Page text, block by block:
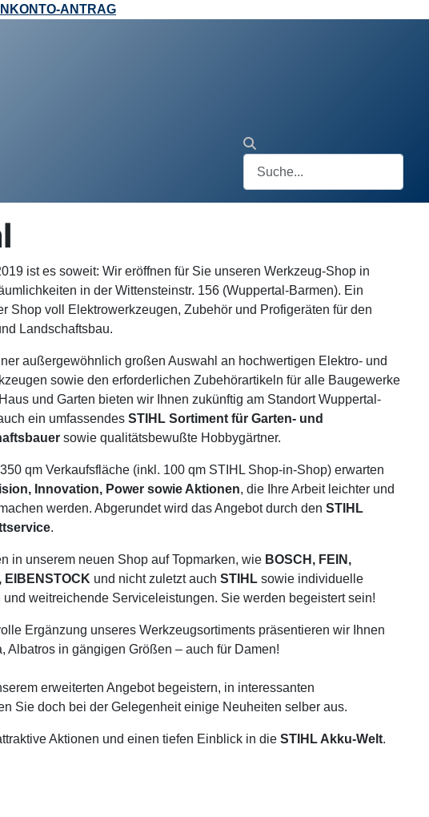
ANTRAG
ist es soweit: Wir eröffnen für Sie unseren Werkzeug-Shop in
in der Wittensteinstr. 156 (Wuppertal-Barmen). Ein
Shop voll Elektrowerkzeugen, Zubehör und Profigeräten für den
Landschaftsbau.
außergewöhnlich großen Auswahl an hochwertigen Elektro- und
sowie den erforderlichen Zubehörartikeln für alle Baugewerke
und Garten bieten wir Ihnen zukünftig am Standort Wuppertal-
ein umfassendes STIHL Sortiment für Garten- und
sowie qualitätsbewußte Hobbygärtner.
qm Verkaufsfläche (inkl. 100 qm STIHL Shop-in-Shop) erwarten
Innovation, Power sowie Aktionen, die Ihre Arbeit leichter und
werden. Abgerundet wird das Angebot durch den STIHL
.
in unserem neuen Shop auf Topmarken, wie BOSCH, FEIN,
EIBENSTOCK und nicht zuletzt auch STIHL sowie individuelle
und weitreichende Serviceleistungen. Sie werden begeistert sein!
Ergänzung unseres Werkzeugsortiments präsentieren wir Ihnen
in gängigen Größen – auch für Damen!
erweiterten Angebot begeistern, in interessanten
Sie doch bei der Gelegenheit einige Neuheiten selber aus.
Aktionen und einen tiefen Einblick in die STIHL Akku-Welt.